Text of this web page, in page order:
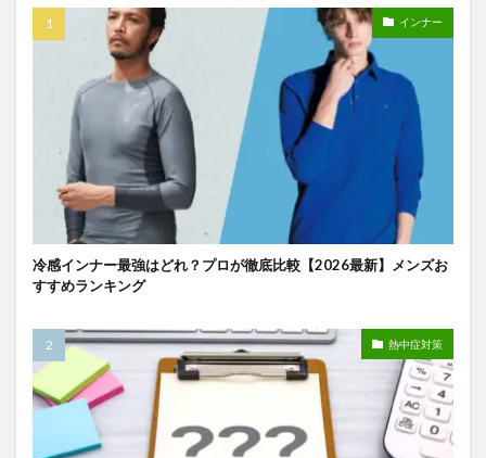
インナー
冷感インナー最強はどれ？プロが徹底比較【2026最新】メンズお
すすめランキング
熱中症対策